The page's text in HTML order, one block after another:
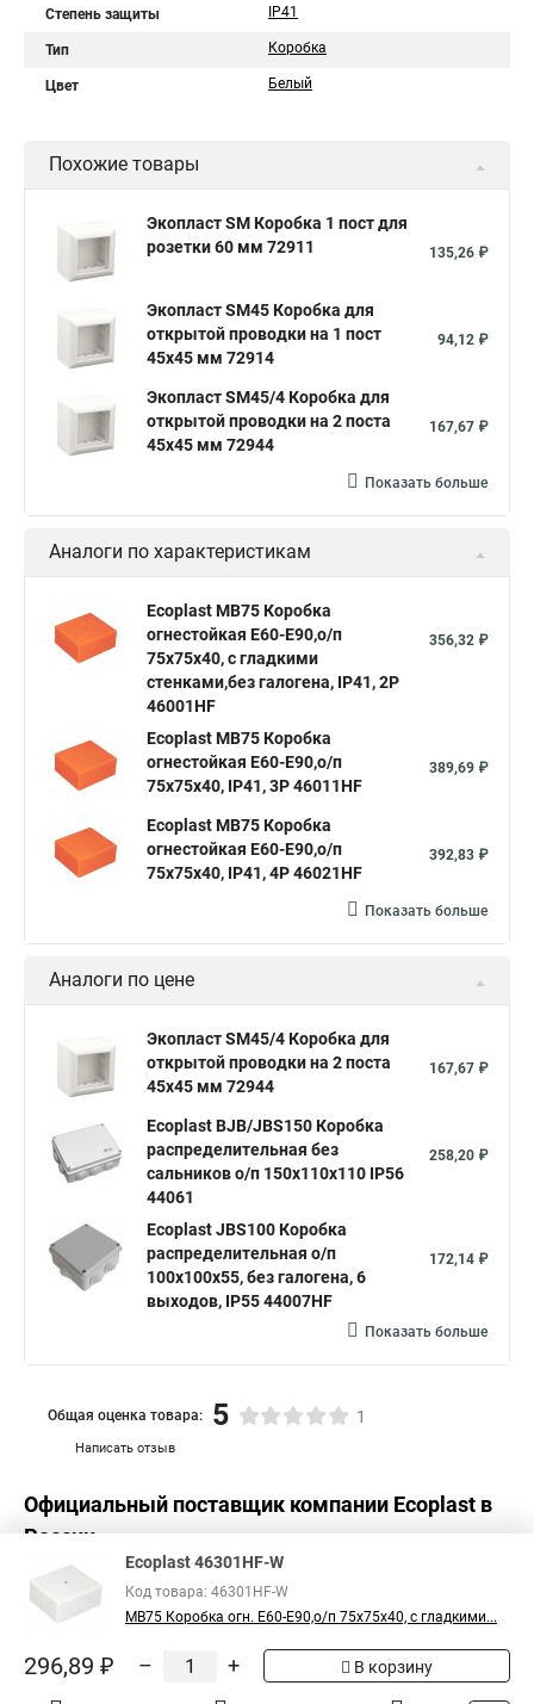
Степень защиты IP41
Тип Коробка
Цвет Белый
Похожие товары
Экопласт SM Коробка 1 пост для
розетки 60 мм 72911
135,26 ₽
Экопласт SM45 Коробка для
открытой проводки на 1 пост
45х45 мм 72914
94,12 ₽
Экопласт SM45/4 Коробка для
открытой проводки на 2 поста
45х45 мм 72944
167,67 ₽
Показать больше
Аналоги по характеристикам
Ecoplast MB75 Коробка
огнестойкая E60-E90,о/п
75х75х40, с гладкими
стенками,без галогена, IP41, 2P
46001HF
356,32 ₽
Ecoplast MB75 Коробка
огнестойкая E60-E90,о/п
75х75х40, IP41, 3P 46011HF
389,69 ₽
Ecoplast MB75 Коробка
огнестойкая E60-E90,о/п
75х75х40, IP41, 4P 46021HF
392,83 ₽
Показать больше
Аналоги по цене
Экопласт SM45/4 Коробка для
открытой проводки на 2 поста
45х45 мм 72944
167,67 ₽
Ecoplast BJB/JBS150 Коробка
распределительная без
сальников о/п 150х110х110 IP56
44061
258,20 ₽
Ecoplast JBS100 Коробка
распределительная о/п
100х100х55, без галогена, 6
выходов, IP55 44007HF
172,14 ₽
Показать больше
Написать отзыв
Общая оценка товара: 5 1
Официальный поставщик компании Ecoplast в
России
Ecoplast 46301HF-W
Код товара: 46301HF-W
MB75 Коробка огн. E60-E90,о/п 75х75х40, с гладкими...
296,89 ₽ – + В корзину